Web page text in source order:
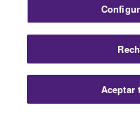
Registro
UB-DZR12V /
Aceptar